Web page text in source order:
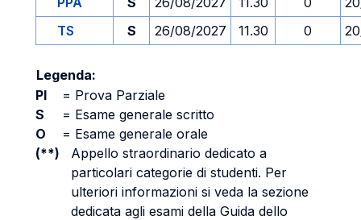
TS
S 26/08/2027 11.30 0
Legenda:
PI
= Prova Parziale
S
= Esame generale scritto
O
= Esame generale orale
(**)
Appello straordinario dedicato a
particolari categorie di studenti. Per
ulteriori informazioni si veda la sezione
dedicata agli esami della Guida dello